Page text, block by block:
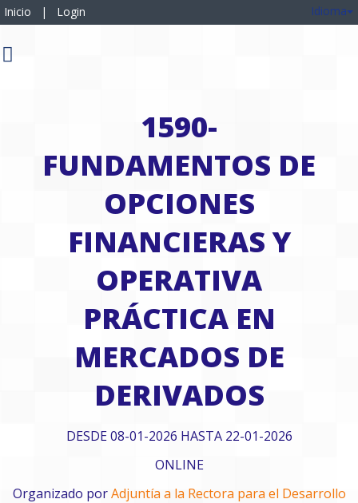
Inicio | Login Idioma
1590-
FUNDAMENTOS DE
OPCIONES
FINANCIERAS Y
OPERATIVA
PRÁCTICA EN
MERCADOS DE
DERIVADOS
DESDE 08-01-2026 HASTA 22-01-2026
ONLINE
Organizado porAdjuntía a la Rectora para el Desarrollo